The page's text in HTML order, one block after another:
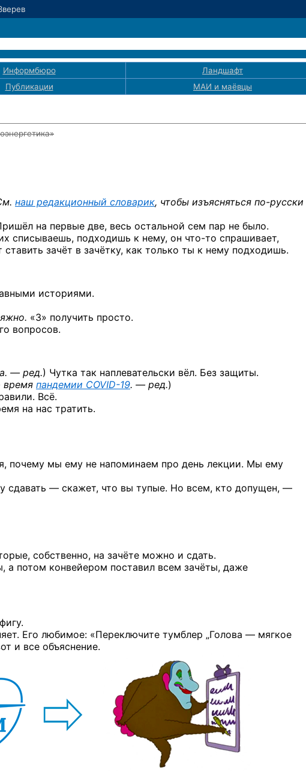
Информбюро
Ландшафт
Публикации МАИ и маёвцы
наш редакционный словарик, чтобы изъясняться по-русски
на первые две, весь остальной сем пар не было.
списываешь, подходишь к нему, он что-то спрашивает,
зачёт в зачётку, как только ты к нему подходишь.
историями.
«3» получить просто.
вопросов.
— ред.) Чутка так наплевательски вёл. Без защиты.
время пандемии COVID-19. — ред.)
Всё.
на нас тратить.
почему мы ему не напоминаем про день лекции. Мы ему
сдавать — скажет, что вы тупые. Но всем, кто допущен, —
собственно, на зачёте можно и сдать.
а потом конвейером поставил всем зачёты, даже
Его любимое: «Переключите тумблер „Голова — мягкое
и все объяснение.